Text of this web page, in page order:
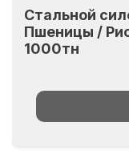
Стальной
Пшеницы /
1000тн